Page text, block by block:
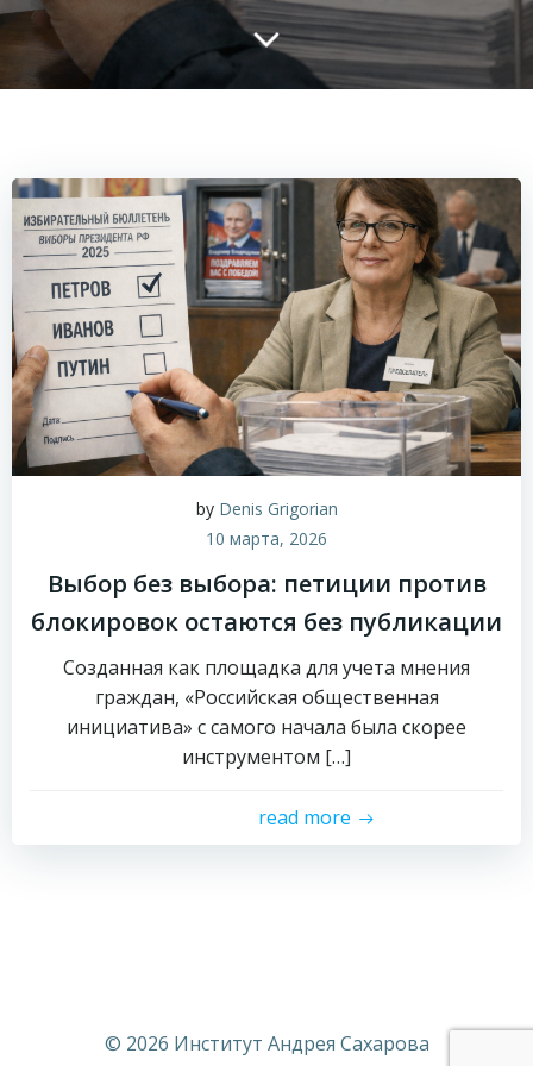
by Denis Grigorian
10 марта, 2026
Выбор без выбора: петиции против
блокировок остаются без публикации
Созданная как площадка для учета мнения
граждан, «Российская общественная
инициатива» с самого начала была скорее
инструментом […]
read more
© 2026 Институт Андрея Сахарова